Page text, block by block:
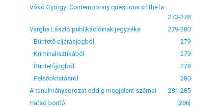
273-278
Vargha László publikációinak jegyzéke
279-280
Büntető eljárásjogból
279
Kriminalisztikából
279
Büntetőjogból
279
Felsőoktatásról
280
A tanulmánysorozat eddig megjelent számai
281-285
Hátsó borító
[286]